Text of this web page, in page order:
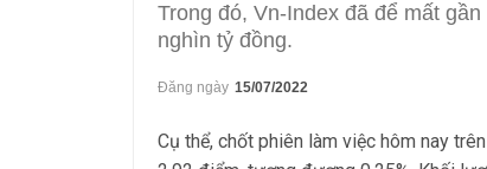
Trong đó, Vn-Index đã để mất
nghìn tỷ đồng.
Đăng ngày 15/07/2022
Cụ thể, chốt phiên làm việc hôm nay